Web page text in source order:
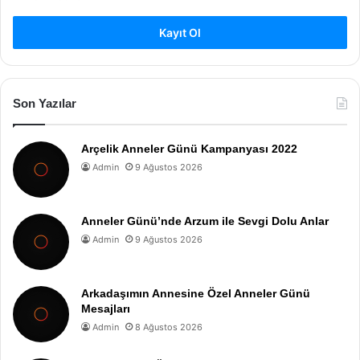
Kayıt Ol
Son Yazılar
Arçelik Anneler Günü Kampanyası 2022
Admin 9 Ağustos 2026
Anneler Günü’nde Arzum ile Sevgi Dolu Anlar
Admin 9 Ağustos 2026
Arkadaşımın Annesine Özel Anneler Günü
Mesajları
Admin 8 Ağustos 2026